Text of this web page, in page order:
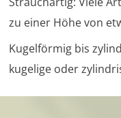
zu einer Höhe von
Kugelförmig bis
kugelige oder